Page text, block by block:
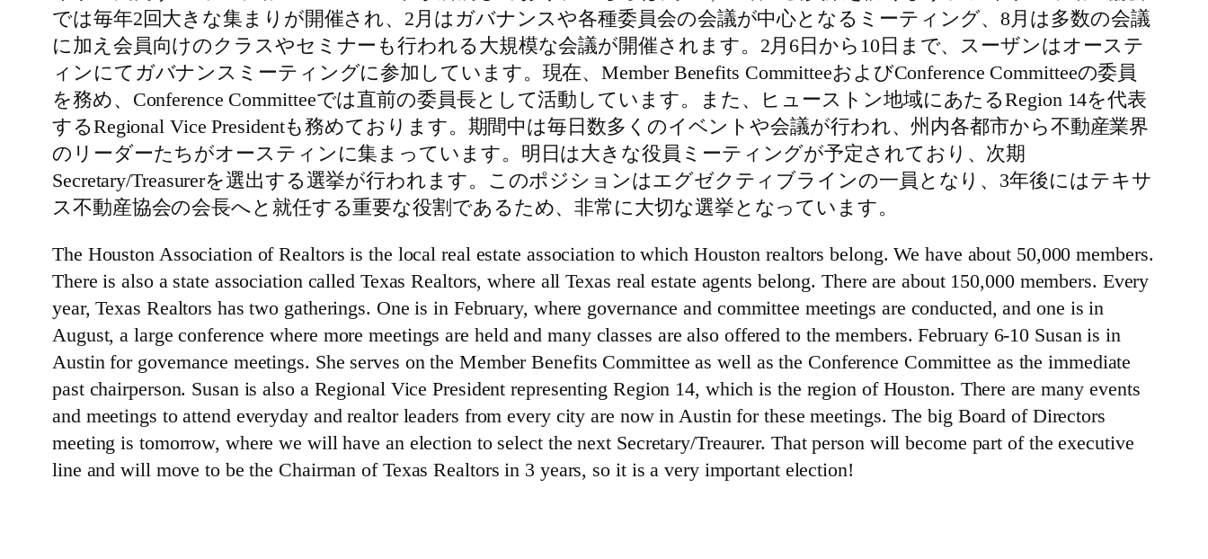
では毎年2回大きな集まりが開催され、2月はガバナンスや各種委員会の会議が中心となるミーティング、8月は多数の会議
に加え会員向けのクラスやセミナーも行われる大規模な会議が開催されます。2月6日から10日まで、スーザンはオーステ
ィンにてガバナンスミーティングに参加しています。現在、Member Benefits CommitteeおよびConference Committeeの委員
を務め、Conference Committeeでは直前の委員長として活動しています。また、ヒューストン地域にあたるRegion 14を代表
するRegional Vice Presidentも務めております。期間中は毎日数多くのイベントや会議が行われ、州内各都市から不動産業界
のリーダーたちがオースティンに集まっています。明日は大きな役員ミーティングが予定されており、次期
Secretary/Treasurerを選出する選挙が行われます。このポジションはエグゼクティブラインの一員となり、3年後にはテキサ
ス不動産協会の会長へと就任する重要な役割であるため、非常に大切な選挙となっています。
The Houston Association of Realtors is the local real estate association to which Houston realtors belong. We have about 50,000 members.
There is also a state association called Texas Realtors, where all Texas real estate agents belong. There are about 150,000 members. Every
year, Texas Realtors has two gatherings. One is in February, where governance and committee meetings are conducted, and one is in
August, a large conference where more meetings are held and many classes are also offered to the members. February 6-10 Susan is in
Austin for governance meetings. She serves on the Member Benefits Committee as well as the Conference Committee as the immediate
past chairperson. Susan is also a Regional Vice President representing Region 14, which is the region of Houston. There are many events
and meetings to attend everyday and realtor leaders from every city are now in Austin for these meetings. The big Board of Directors
meeting is tomorrow, where we will have an election to select the next Secretary/Treaurer. That person will become part of the executive
line and will move to be the Chairman of Texas Realtors in 3 years, so it is a very important election!